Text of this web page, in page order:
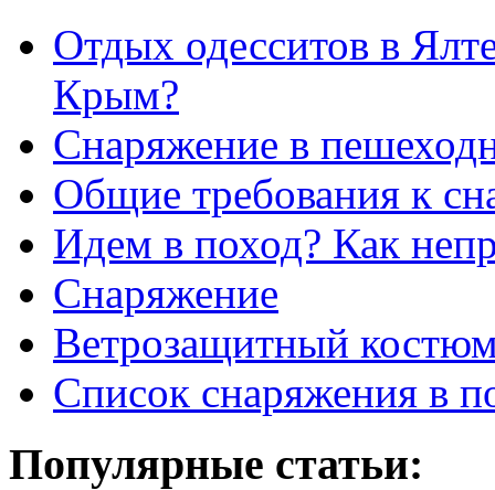
Отдых одесситов в
Крым?
Снаряжение в
Общие требования к
Идем в поход? Как
Снаряжение
Ветрозащитный
Список снаряжения в
Популярные статьи: